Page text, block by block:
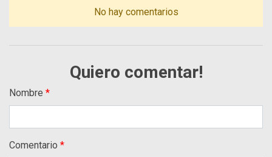
No hay comentarios
Quiero comentar!
Nombre
Comentario